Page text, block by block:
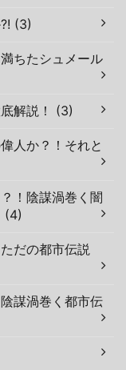
(3)
ちたシュメール
解説！ (3)
人か？！それと
！陰謀渦巻く闇
(4)
だの都市伝説
謀渦巻く都市伝